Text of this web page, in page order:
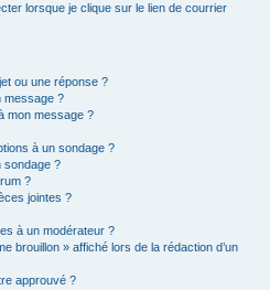
lorsque je clique sur le lien de courrier
ou une réponse ?
message ?
mon message ?
à un sondage ?
sondage ?
?
jointes ?
à un modérateur ?
brouillon » affiché lors de la rédaction d’un
approuvé ?